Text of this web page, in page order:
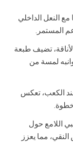
النعل الداخلي
المستمر.
تضيف طبعة
لمسة من
الكعب، تعكس
اللامع حول
النقي، مما يعزز